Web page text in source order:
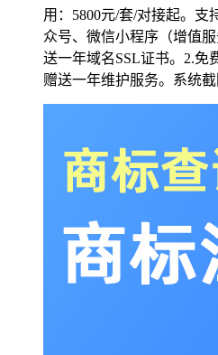
用：5800元/套/对接起。支
众号、微信小程序（增值
送一年域名SSL证书。2.免
赠送一年维护服务。系统截